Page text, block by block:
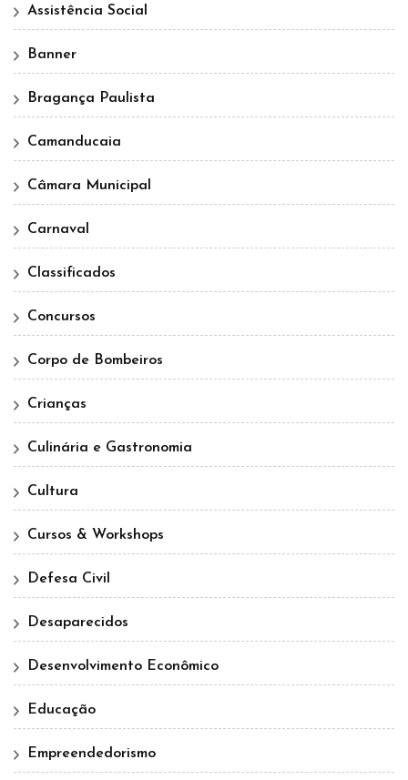
Assistência Social
Banner
Bragança Paulista
Camanducaia
Câmara Municipal
Carnaval
Classificados
Concursos
Corpo de Bombeiros
Crianças
Culinária e Gastronomia
Cultura
Cursos & Workshops
Defesa Civil
Desaparecidos
Desenvolvimento Econômico
Educação
Empreendedorismo